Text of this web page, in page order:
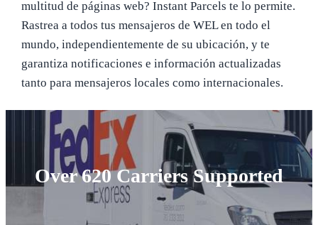
multitud de páginas web? Instant Parcels te lo permite.
Rastrea a todos tus mensajeros de WEL en todo el
mundo, independientemente de su ubicación, y te
garantiza notificaciones e información actualizadas
tanto para mensajeros locales como internacionales.
Over 620 Carriers Supported